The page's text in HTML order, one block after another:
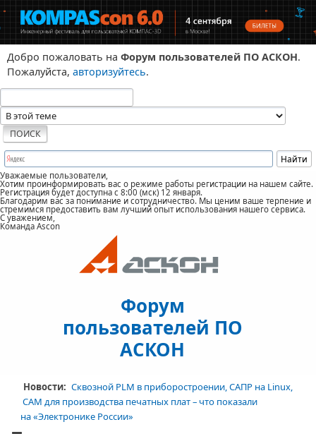
Добро пожаловать на Форум пользователей ПО АСКОН.
Пожалуйста, авторизуйтесь.
Уважаемые пользователи,
Хотим проинформировать вас о режиме работы регистрации на нашем сайте.
Регистрация будет доступна с 8:00 (мск) 12 января.
Благодарим вас за понимание и сотрудничество. Мы ценим ваше терпение и
стремимся предоставить вам лучший опыт использования нашего сервиса.
С уважением,
Команда Ascon
Форум
пользователей ПО
АСКОН
Новости: Сквозной PLM в приборостроении, САПР на Linux,
CAM для производства печатных плат – что показали
на «Электронике России»